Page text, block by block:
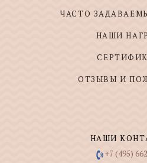
ЧАСТО
НАШИ
ОТЗЫВЫ И
НАШИ
+7 (495)